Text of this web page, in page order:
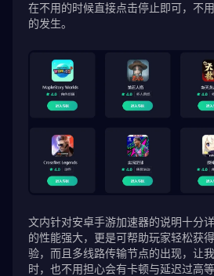
在不用的时候直接点击停止即可，不
的发生。
文内针对安卓手游加速器的说明十分
的性能强大，更是可帮助玩家轻松获
验，而且多线路传输节点的出现，让
时，也不用担心会有卡顿与延迟过高